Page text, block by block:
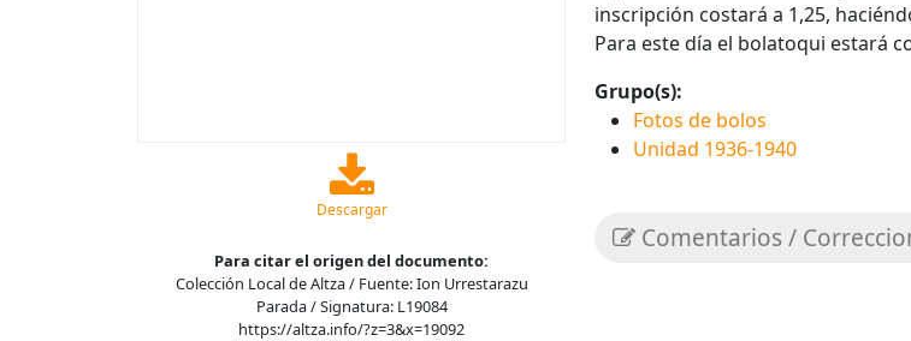
Descargar
Para citar el origen del documento:
Colección Local de Altza / Fuente: Ion Urrestarazu
Parada / Signatura: L19084
https://altza.info/?z=3&x=19092
inscripción costará a 1,25,
Para este día el bolatoqui estará
Grupo(s):
Fotos de bolos
Unidad 1936-1940
Comentarios /